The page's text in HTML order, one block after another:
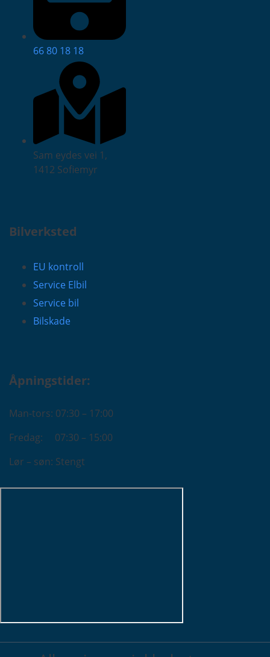
66 80 18 18
Sam eydes vei 1,
1412 Sofiemyr
Bilverksted
EU kontroll
Service Elbil
Service bil
Bilskade
Åpningstider:
Man-tors: 07:30 – 17:00
Fredag: 07:30 – 15:00
Lør – søn: Stengt